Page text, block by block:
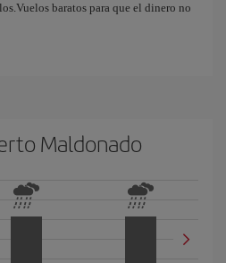
baratos para que el dinero no
Maldonado